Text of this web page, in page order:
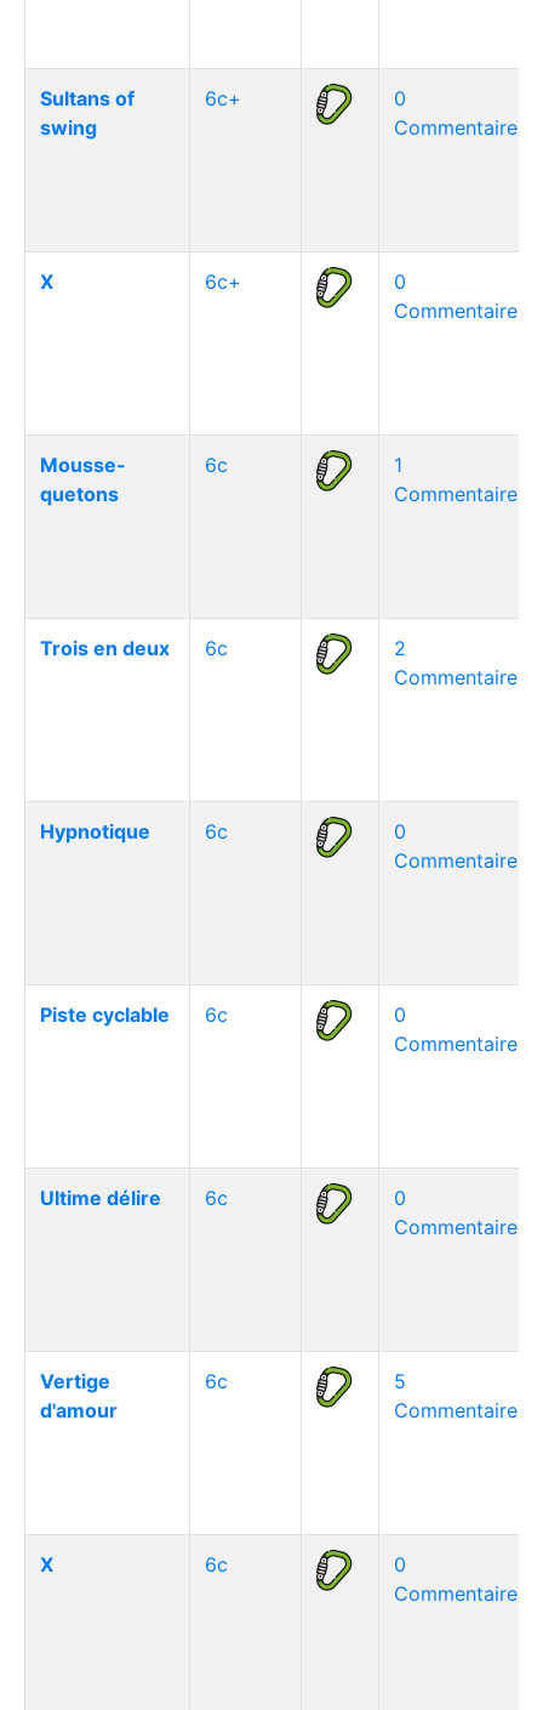
Sultans of
swing
6c+
0
Commentaire(s)
X 6c+
0
Commentaire(s)
Mousse-
quetons
6c
1
Commentaire(s)
Trois en deux 6c
2
Commentaire(s)
Hypnotique 6c
0
Commentaire(s)
Piste cyclable 6c
0
Commentaire(s)
Ultime délire 6c
0
Commentaire(s)
Vertige
d'amour
6c
5
Commentaire(s)
X 6c
0
Commentaire(s)